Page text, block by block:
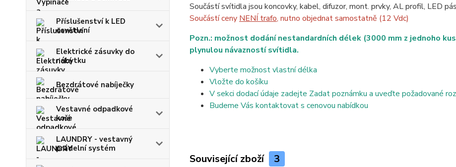
Příslušenství k LED
osvětlení
Elektrické zásuvky do
nábytku
Bezdrátové nabíječky
Vestavné odpadkové
koše
LAUNDRY - vestavný
prádelní systém
Součástí svítidla jsou koncovky, kabel, difuzor, mont. prvky, AL profil, LED
Součástí ceny NENÍ trafo, nutno objednat samostatně (12 Vdc)
Pozn.: možnost dodání nestandardních délek (3000 mm z jednoho
plynulou návazností svítidla.
Vyberte možnost vlastní délka
Vložte do košíku
V sekci dodací údaje zadejte Zadat poznámku a uveďte požadované
Budeme Vás kontaktovat s cenovou nabídkou
Související zboží 3